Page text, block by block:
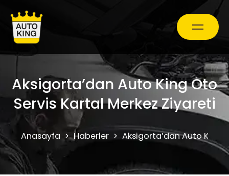
Araç Bakım ve Onarım
Oto Ekspertiz Hizmetleri
Kampanyalar
Aksigorta’dan Auto King Oto
Servis Kartal Merkez Ziyareti
Anasayfa Haberler Aksigorta’dan Auto King